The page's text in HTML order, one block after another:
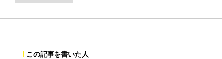
この記事を書いた人